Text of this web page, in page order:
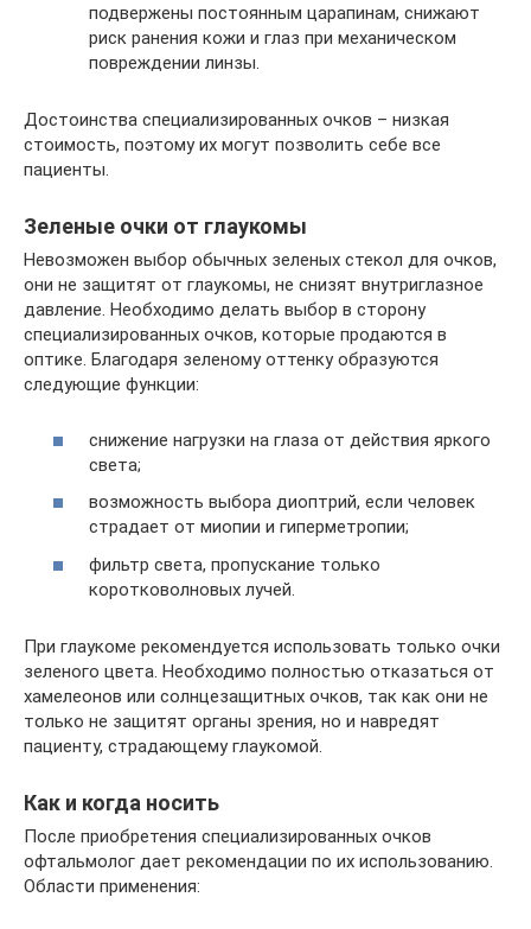
подвержены постоянным царапинам, снижают
риск ранения кожи и глаз при механическом
повреждении линзы.
Достоинства специализированных очков – низкая
стоимость, поэтому их могут позволить себе все
пациенты.
Зеленые очки от глаукомы
Невозможен выбор обычных зеленых стекол для очков,
они не защитят от глаукомы, не снизят внутриглазное
давление. Необходимо делать выбор в сторону
специализированных очков, которые продаются в
оптике. Благодаря зеленому оттенку образуются
следующие функции:
снижение нагрузки на глаза от действия яркого
света;
возможность выбора диоптрий, если человек
страдает от миопии и гиперметропии;
фильтр света, пропускание только
коротковолновых лучей.
При глаукоме рекомендуется использовать только очки
зеленого цвета. Необходимо полностью отказаться от
хамелеонов или солнцезащитных очков, так как они не
только не защитят органы зрения, но и навредят
пациенту, страдающему глаукомой.
Как и когда носить
После приобретения специализированных очков
офтальмолог дает рекомендации по их использованию.
Области применения: